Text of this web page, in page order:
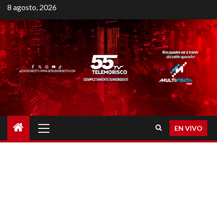
8 agosto, 2026
EN VIVO